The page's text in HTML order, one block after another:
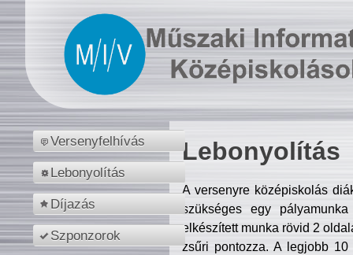
Versenyfelhívás
Lebonyolítás
Díjazás
Szponzorok
Lebonyolítás
A versenyre középiskolás
szükséges egy
elkészített munka rövid 2
zsűri pontozza. A legjobb